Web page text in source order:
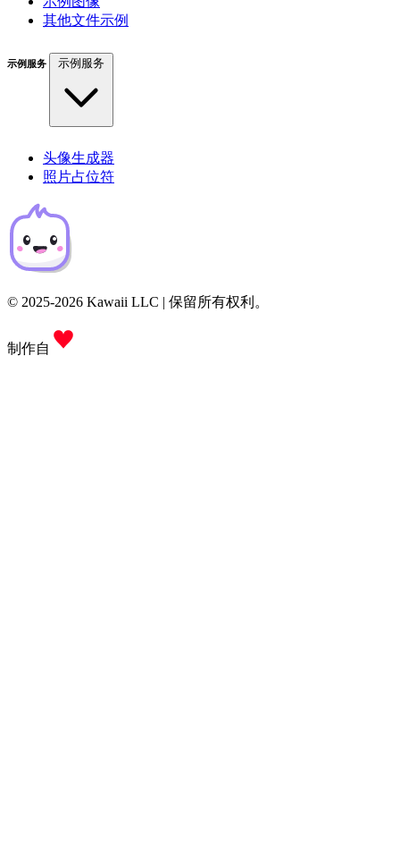
其他文件示例
示例服务 示例服务
头像生成器
照片占位符
© 2025-2026 Kawaii LLC | 保留所有权利。
制作自